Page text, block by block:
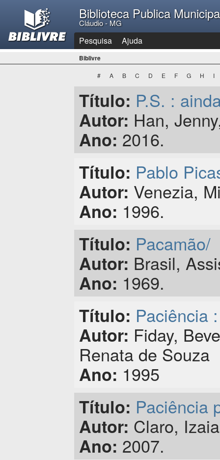
Biblioteca Publica
Cláudio - MG
Pesquisa Ajuda
Biblivre
# A B C D E F G H I
Título: P.S. :
Autor: Han,
Ano: 2016.
Título: Pablo
Autor: Venezia,
Ano: 1996.
Título: Pacamão/
Autor: Brasil,
Ano: 1969.
Título: Paciência
Autor: Fiday,
Renata de Souza
Ano: 1995
Título: Paciência
Autor: Claro,
Ano: 2007.